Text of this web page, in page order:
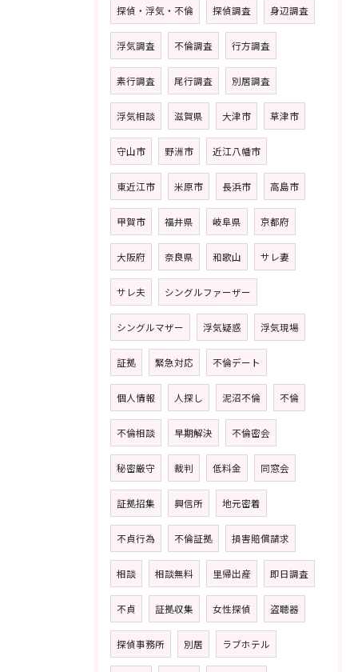
探偵・浮気・不倫 探偵調査 身辺調査
浮気調査 不倫調査 行方調査
素行調査 尾行調査 別居調査
浮気相談 滋賀県 大津市 草津市
守山市 野洲市 近江八幡市
東近江市 米原市 長浜市 高島市
甲賀市 福井県 岐阜県 京都府
大阪府 奈良県 和歌山 サレ妻
サレ夫 シングルファーザー
シングルマザー 浮気疑惑 浮気現場
証拠 緊急対応 不倫デート
個人情報 人探し 泥沼不倫 不倫
不倫相談 早期解決 不倫密会
秘密厳守 裁判 低料金 同窓会
証拠招集 興信所 地元密着
不貞行為 不倫証拠 損害賠償請求
相談 相談無料 里帰出産 即日調査
不貞 証拠収集 女性探偵 盗聴器
探偵事務所 別居 ラブホテル